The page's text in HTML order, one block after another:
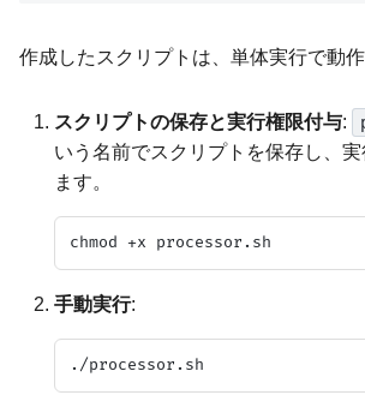
作成したスクリプトは、単体実行で動作
スクリプトの保存と実行権限付与:
いう名前でスクリプトを保存し、
ます。
手動実行: